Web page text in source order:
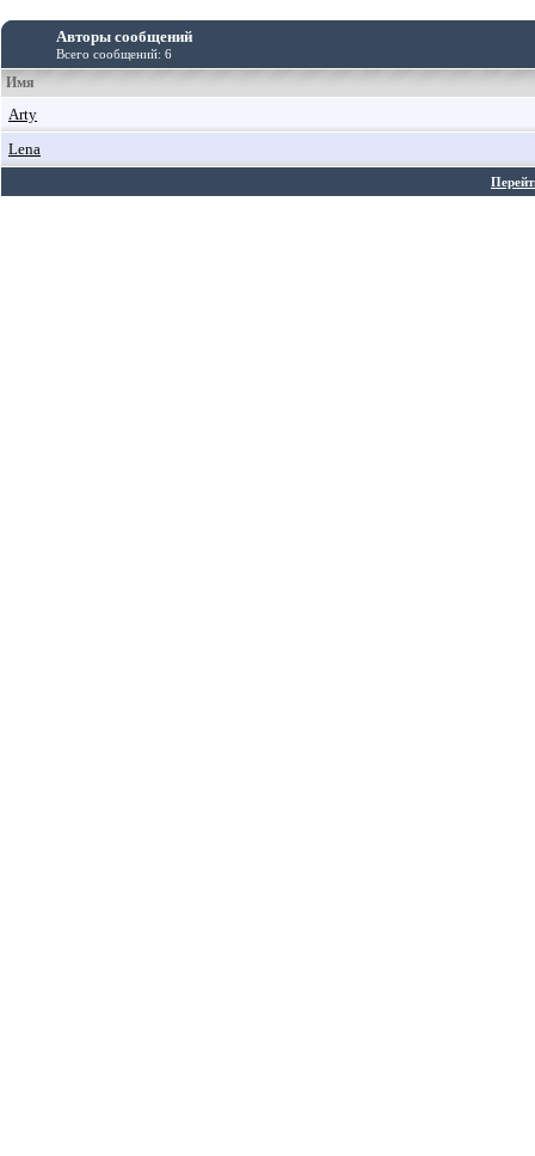
Авторы сообщений
Всего сообщений: 6
Имя
Arty
Lena